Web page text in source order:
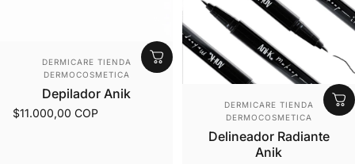
Proveedor:
DERMICARE TIENDA
DERMOCOSMETICA
Depilador Anik
$11.000,00 COP
Proveedor:
DERMICARE TIENDA
DERMOCOSMETICA
Delineador Radiante
Anik